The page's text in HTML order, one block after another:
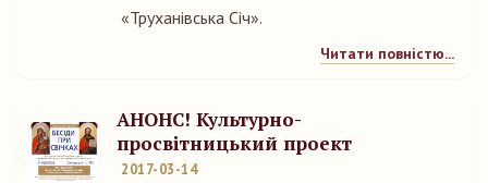
«Труханівська Січ».
Читати повністю...
АНОНС! Культурно-
просвітницький проект
2017-03-14